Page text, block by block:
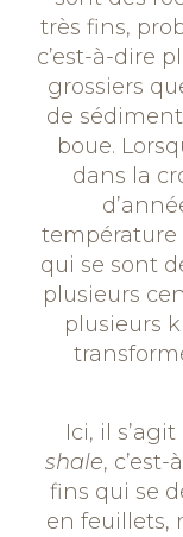
très fins,
c’est-à-dire
grossiers
de
boue.
dans la
température
qui se sont
plusieurs
plusieurs
Ici, il
shale,
fins qui se
en feuillets,